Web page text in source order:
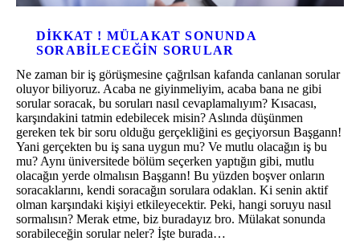
DIKKAT ! MÜLAKAT SONUNDA
SORABILECEĞIN SORULAR
Ne zaman bir iş görüşmesine çağrılsan kafanda canlanan sorular
oluyor biliyoruz. Acaba ne giyinmeliyim, acaba bana ne gibi
sorular soracak, bu soruları nasıl cevaplamalıyım? Kısacası,
karşındakini tatmin edebilecek misin? Aslında düşünmen
gereken tek bir soru olduğu gerçekliğini es geçiyorsun Başgann!
Yani gerçekten bu iş sana uygun mu? Ve mutlu olacağın iş bu
mu? Aynı üniversitede bölüm seçerken yaptığın gibi, mutlu
olacağın yerde olmalısın Başgann! Bu yüzden boşver onların
soracaklarını, kendi soracağın sorulara odaklan. Ki senin aktif
olman karşındaki kişiyi etkileyecektir. Peki, hangi soruyu nasıl
sormalısın? Merak etme, biz buradayız bro. Mülakat sonunda
sorabileceğin sorular neler? İşte burada…